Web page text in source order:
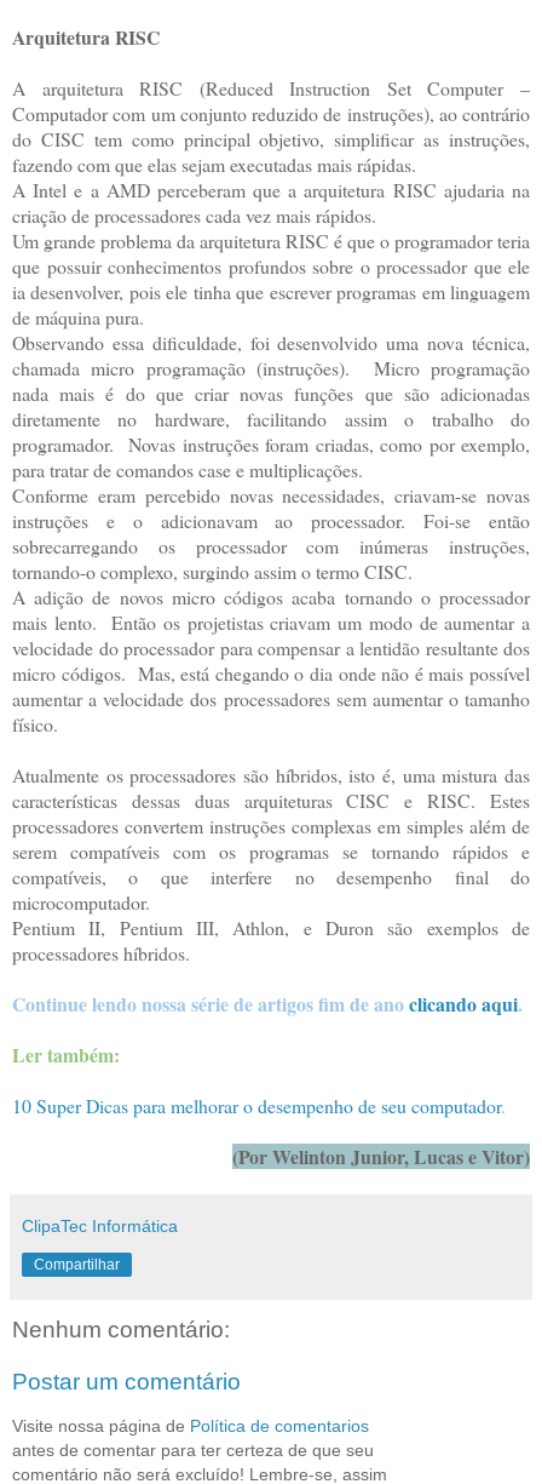
Arquitetura RISC
A arquitetura RISC (Reduced Instruction Set Computer –
Computador com um conjunto reduzido de instruções), ao contrário
do CISC tem como principal objetivo, simplificar as instruções,
fazendo com que elas sejam executadas mais rápidas.
A Intel e a AMD perceberam que a arquitetura RISC ajudaria na
criação de processadores cada vez mais rápidos.
Um grande problema da arquitetura RISC é que o programador teria
que possuir conhecimentos profundos sobre o processador que ele
ia desenvolver, pois ele tinha que escrever programas em linguagem
de máquina pura.
Observando essa dificuldade, foi desenvolvido uma nova técnica,
chamada micro programação (instruções). Micro programação
nada mais é do que criar novas funções que são adicionadas
diretamente no hardware, facilitando assim o trabalho do
programador. Novas instruções foram criadas, como por exemplo,
para tratar de comandos case e multiplicações.
Conforme eram percebido novas necessidades, criavam-se novas
instruções e o adicionavam ao processador. Foi-se então
sobrecarregando os processador com inúmeras instruções,
tornando-o complexo, surgindo assim o termo CISC.
A adição de novos micro códigos acaba tornando o processador
mais lento. Então os projetistas criavam um modo de aumentar a
velocidade do processador para compensar a lentidão resultante dos
micro códigos. Mas, está chegando o dia onde não é mais possível
aumentar a velocidade dos processadores sem aumentar o tamanho
físico.
Atualmente os processadores são híbridos, isto é, uma mistura das
características dessas duas arquiteturas CISC e RISC. Estes
processadores convertem instruções complexas em simples além de
serem compatíveis com os programas se tornando rápidos e
compatíveis, o que interfere no desempenho final do
microcomputador.
Pentium II, Pentium III, Athlon, e Duron são exemplos de
processadores híbridos.
Continue lendo nossa série de artigos fim de anoclicando aqui.
Ler também:
10 Super Dicas para melhorar o desempenho de seu computador.
(Por Welinton Junior, Lucas e Vitor)
ClipaTec Informática
Compartilhar
Nenhum comentário:
Postar um comentário
Visite nossa página de Política de comentarios
antes de comentar para ter certeza de que seu
comentário não será excluído! Lembre-se, assim